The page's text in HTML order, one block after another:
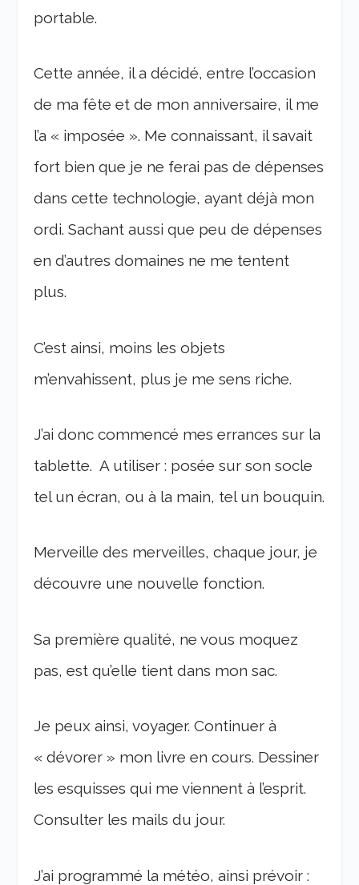
portable.
Cette année, il a décidé, entre l’occasion
de ma fête et de mon anniversaire, il me
l’a « imposée ». Me connaissant, il savait
fort bien que je ne ferai pas de dépenses
dans cette technologie, ayant déjà mon
ordi. Sachant aussi que peu de dépenses
en d’autres domaines ne me tentent
plus.
C’est ainsi, moins les objets
m’envahissent, plus je me sens riche.
J’ai donc commencé mes errances sur la
tablette. A utiliser : posée sur son socle
tel un écran, ou à la main, tel un bouquin.
Merveille des merveilles, chaque jour, je
découvre une nouvelle fonction.
Sa première qualité, ne vous moquez
pas, est qu’elle tient dans mon sac.
Je peux ainsi, voyager. Continuer à
« dévorer » mon livre en cours. Dessiner
les esquisses qui me viennent à l’esprit.
Consulter les mails du jour.
J’ai programmé la météo, ainsi prévoir :